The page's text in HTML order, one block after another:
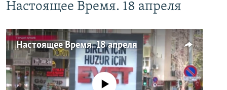
Настоящее Время. 18 апреля
Настоящее Время. 18 апреля
No media source currently available